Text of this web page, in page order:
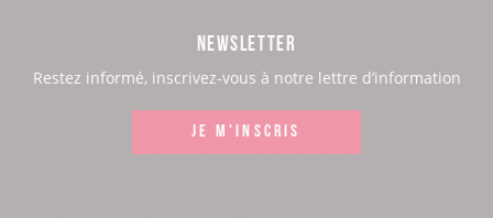
FacebookInstagramLinkedInYoutube
NEWSLETTER
Restez informé, inscrivez-vous à notre lettre d’information
JE M'INSCRIS